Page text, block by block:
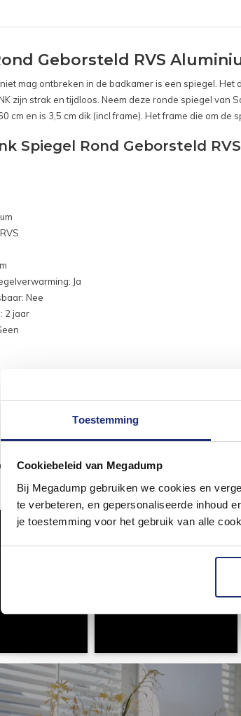
Toestemming
Cookiebeleid van Megadump
Bij Megadump gebruiken we cookies en
te verbeteren, en gepersonaliseerde inhoud
je toestemming voor het gebruik van alle
Geborsteld RVS
mag ontbreken in de badkamer is een spiegel.
zijn strak en tijdloos. Neem deze ronde spiegel van
cm en is 3,5 cm dik (incl frame). Het frame die om de
Spiegel Rond Geborsteld
Ja
Nee
2 jaar
kracht van delen. Deel jouw badkamer op